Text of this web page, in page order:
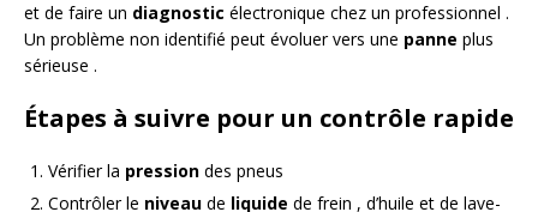
et de faire un diagnostic électronique chez un professionnel .
Un problème non identifié peut évoluer vers une panne plus
sérieuse .
Étapes à suivre pour un contrôle rapide
Vérifier la pression des pneus
Contrôler le niveau de liquide de frein , d’huile et de lave-